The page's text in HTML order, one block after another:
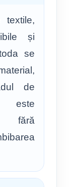
textile,
și
se
de
este
fără